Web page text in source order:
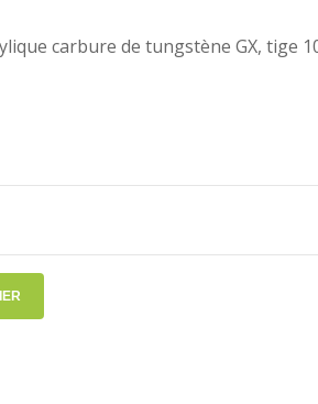
carbure de tungstène GX, tige